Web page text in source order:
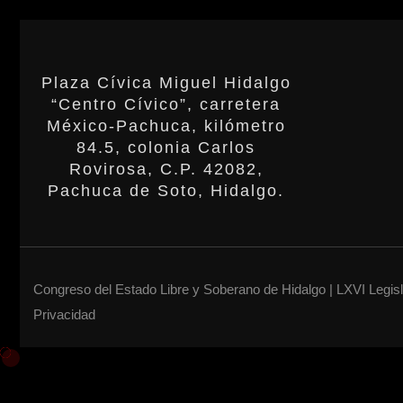
Plaza Cívica Miguel Hidalgo
“Centro Cívico”, carretera
México-Pachuca, kilómetro
84.5, colonia Carlos
Rovirosa, C.P. 42082,
Pachuca de Soto, Hidalgo.
Congreso del Estado Libre y Soberano de Hidalgo | LXVI
Privacidad